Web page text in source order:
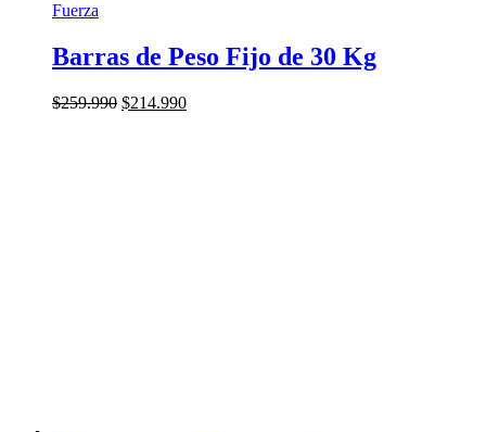
Fuerza
Barras de Peso Fijo de 30 Kg
$259.990 El
$214.990El